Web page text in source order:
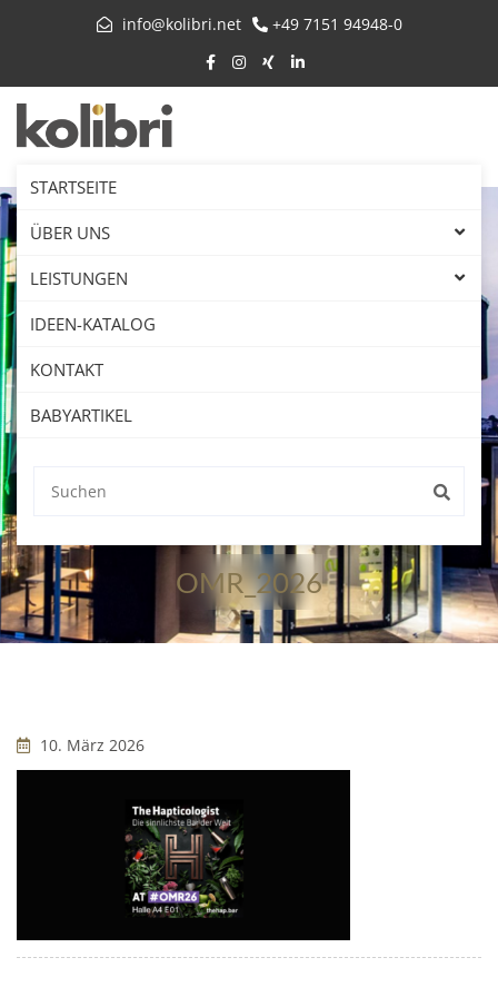
info@kolibri.net +49 7151 94948-0
STARTSEITE
ÜBER UNS
LEISTUNGEN
IDEEN-KATALOG
KONTAKT
BABYARTIKEL
OMR_2026
10. März 2026